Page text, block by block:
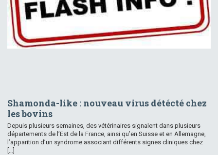
Shamonda-like : nouveau virus détécté chez
les bovins
Depuis plusieurs semaines, des vétérinaires signalent dans plusieurs
départements de l’Est de la France, ainsi qu’en Suisse et en Allemagne,
l’apparition d’un syndrome associant différents signes cliniques chez
[…]